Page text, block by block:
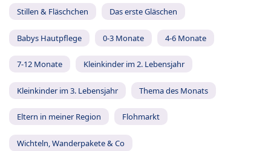
Stillen & Fläschchen Das erste Gläschen
Babys Hautpflege 0-3 Monate 4-6 Monate
7-12 Monate Kleinkinder im 2. Lebensjahr
Kleinkinder im 3. Lebensjahr Thema des Monats
Eltern in meiner Region Flohmarkt
Wichteln, Wanderpakete & Co